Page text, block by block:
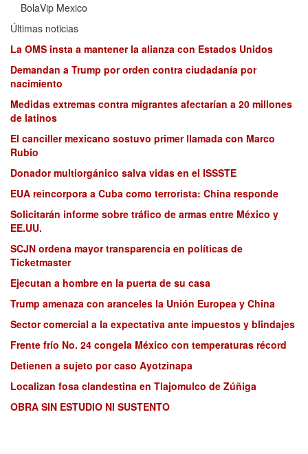
BolaVip Mexico
Últimas noticias
La OMS insta a mantener la alianza con Estados Unidos
Demandan a Trump por orden contra ciudadanía por
nacimiento
Medidas extremas contra migrantes afectarían a 20 millones
de latinos
El canciller mexicano sostuvo primer llamada con Marco
Rubio
Donador multiorgánico salva vidas en el ISSSTE
EUA reincorpora a Cuba como terrorista: China responde
Solicitarán informe sobre tráfico de armas entre México y
EE.UU.
SCJN ordena mayor transparencia en políticas de
Ticketmaster
Ejecutan a hombre en la puerta de su casa
Trump amenaza con aranceles la Unión Europea y China
Sector comercial a la expectativa ante impuestos y blindajes
Frente frío No. 24 congela México con temperaturas récord
Detienen a sujeto por caso Ayotzinapa
Localizan fosa clandestina en Tlajomulco de Zúñiga
OBRA SIN ESTUDIO NI SUSTENTO